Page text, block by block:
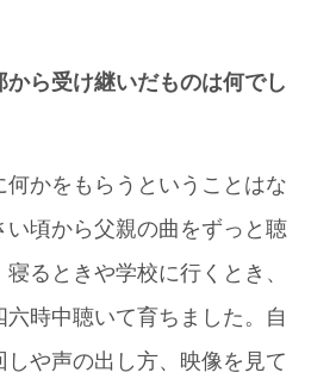
ら受け継いだものは何でし
何かをもらうということはな
い頃から父親の曲をずっと聴
るときや学校に行くとき、
時中聴いて育ちました。自
や声の出し方、映像を見て